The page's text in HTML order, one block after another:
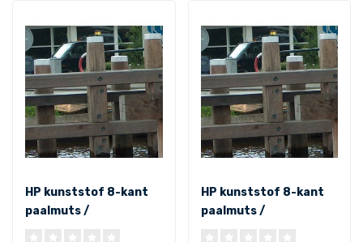
HP kunststof 8-kant
paalmuts /
HP kunststof 8-kant
paalmuts /